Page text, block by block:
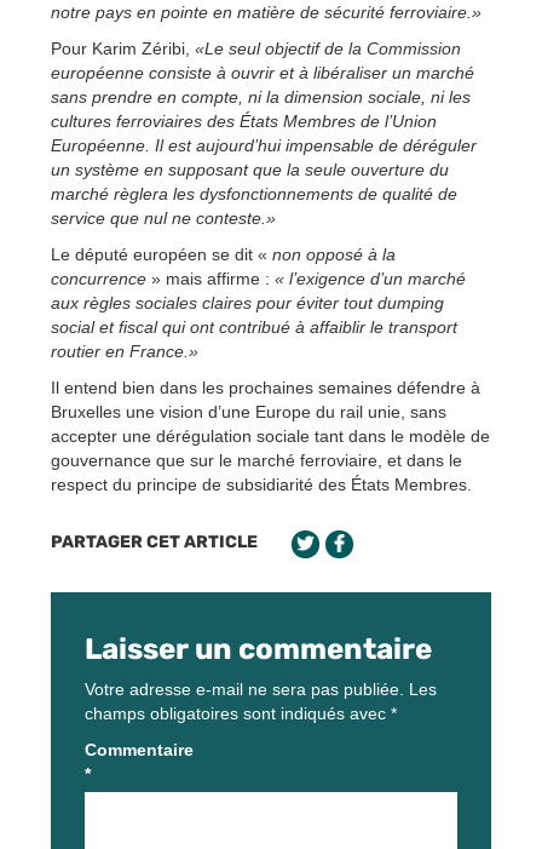
notre pays en pointe en matière de sécurité ferroviaire.»
Pour Karim Zéribi, «Le seul objectif de la Commission
européenne consiste à ouvrir et à libéraliser un marché
sans prendre en compte, ni la dimension sociale, ni les
cultures ferroviaires des États Membres de l’Union
Européenne. Il est aujourd’hui impensable de déréguler
un système en supposant que la seule ouverture du
marché règlera les dysfonctionnements de qualité de
service que nul ne conteste.»
Le député européen se dit « non opposé à la
concurrence » mais affirme : « l’exigence d’un marché
aux règles sociales claires pour éviter tout dumping
social et fiscal qui ont contribué à affaiblir le transport
routier en France.»
Il entend bien dans les prochaines semaines défendre à
Bruxelles une vision d’une Europe du rail unie, sans
accepter une dérégulation sociale tant dans le modèle de
gouvernance que sur le marché ferroviaire, et dans le
respect du principe de subsidiarité des États Membres.
PARTAGER CET ARTICLE
Laisser un commentaire
Votre adresse e-mail ne sera pas publiée. Les
champs obligatoires sont indiqués avec *
Commentaire
*